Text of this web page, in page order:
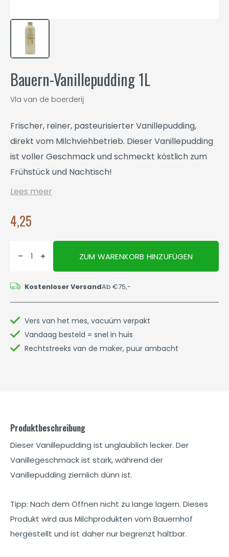
Bauern-Vanillepudding 1L
Vla van de boerderij
Frischer, reiner, pasteurisierter Vanillepudding,
direkt vom Milchviehbetrieb. Dieser Vanillepudding
ist voller Geschmack und schmeckt köstlich zum
Frühstück und Nachtisch!
Lees meer
4,25
ZUM WARENKORB HINZUFÜGEN
Kostenloser VersandAb €75,-
Vers van het mes, vacuüm verpakt
Vandaag besteld = snel in huis
Rechtstreeks van de maker, puur ambacht
Produktbeschreibung
Dieser Vanillepudding ist unglaublich lecker. Der
Vanillegeschmack ist stark, während der
Vanillepudding ziemlich dünn ist.
Tipp: Nach dem Öffnen nicht zu lange lagern. Dieses
Produkt wird aus Milchprodukten vom Bauernhof
hergestellt und ist daher nur begrenzt haltbar.